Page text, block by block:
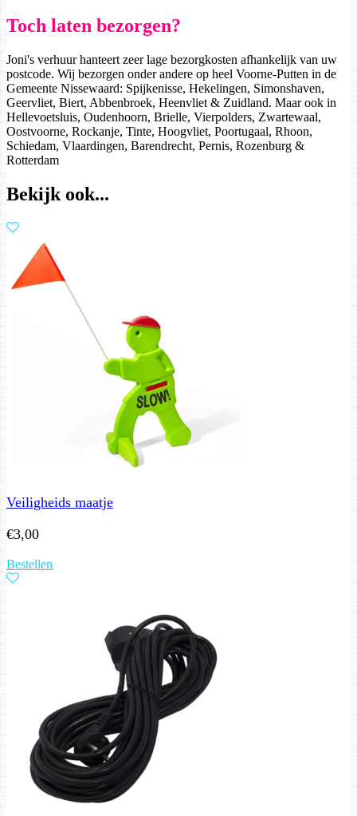
Toch laten bezorgen?
Joni's verhuur hanteert zeer lage bezorgkosten afhankelijk van uw
postcode. Wij bezorgen onder andere op heel Voorne-Putten in de
Gemeente Nissewaard: Spijkenisse, Hekelingen, Simonshaven,
Geervliet, Biert, Abbenbroek, Heenvliet & Zuidland. Maar ook in
Hellevoetsluis, Oudenhoorn, Brielle, Vierpolders, Zwartewaal,
Oostvoorne, Rockanje, Tinte, Hoogvliet, Poortugaal, Rhoon,
Schiedam, Vlaardingen, Barendrecht, Pernis, Rozenburg &
Rotterdam
Bekijk ook...
Veiligheids maatje
€3,00
Bestellen